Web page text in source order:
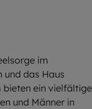
im
und das Haus
bieten ein
und Männer in